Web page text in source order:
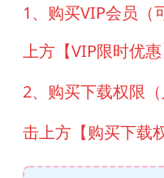
1、购买VIP会员（
上方【VIP限时优
2、购买下载权限
击上方【购买下载